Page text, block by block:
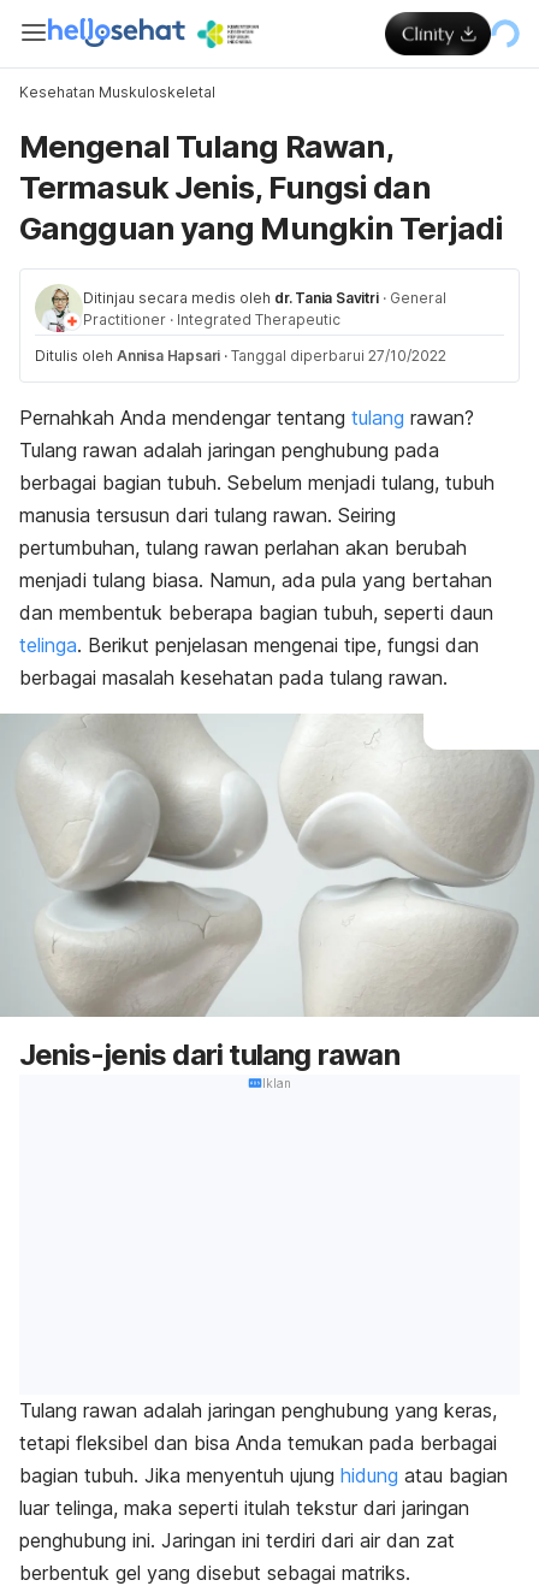
Kesehatan Muskuloskeletal
Mengenal Tulang Rawan,
Termasuk Jenis, Fungsi dan
Gangguan yang Mungkin Terjadi
Ditinjau secara medis oleh dr. Tania Savitri · General
Practitioner · Integrated Therapeutic
Ditulis oleh Annisa Hapsari · Tanggal diperbarui 27/10/2022
Pernahkah Anda mendengar tentang tulang rawan?
Tulang rawan adalah jaringan penghubung pada
berbagai bagian tubuh. Sebelum menjadi tulang, tubuh
manusia tersusun dari tulang rawan. Seiring
pertumbuhan, tulang rawan perlahan akan berubah
menjadi tulang biasa. Namun, ada pula yang bertahan
dan membentuk beberapa bagian tubuh, seperti daun
telinga. Berikut penjelasan mengenai tipe, fungsi dan
berbagai masalah kesehatan pada tulang rawan.
Jenis-jenis dari tulang rawan
Iklan
Tulang rawan adalah jaringan penghubung yang keras,
tetapi fleksibel dan bisa Anda temukan pada berbagai
bagian tubuh. Jika menyentuh ujung hidung atau bagian
luar telinga, maka seperti itulah tekstur dari jaringan
penghubung ini. Jaringan ini terdiri dari air dan zat
berbentuk gel yang disebut sebagai matriks.